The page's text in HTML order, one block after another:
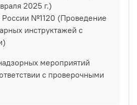
2025 г.)
№1120 (Проведение
инструктажей с
мероприятий
с проверочными